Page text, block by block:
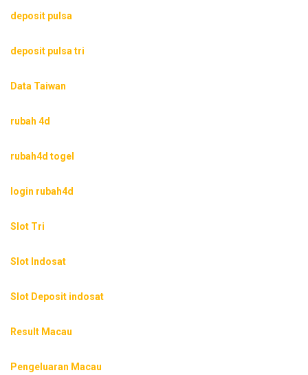
deposit pulsa
deposit pulsa tri
Data Taiwan
rubah 4d
rubah4d togel
login rubah4d
Slot Tri
Slot Indosat
Slot Deposit indosat
Result Macau
Pengeluaran Macau